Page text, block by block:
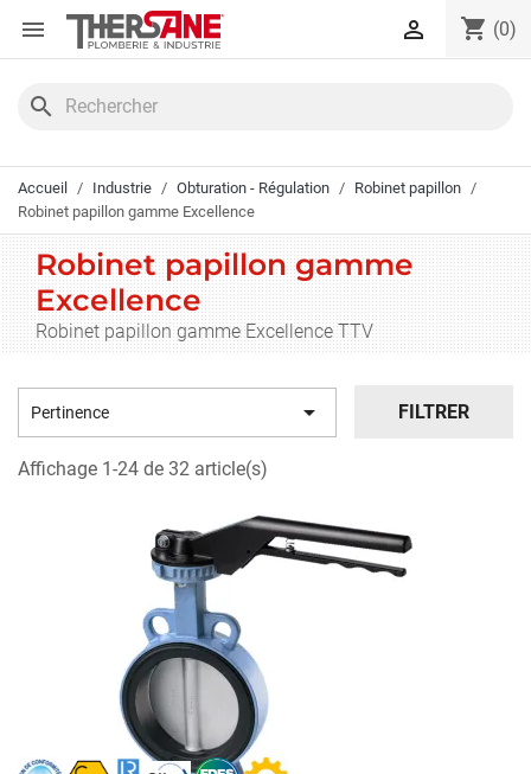
Panneau de gestion des cookies
 shopping_cart (0)

search
Accueil Industrie Obturation - Régulation
Robinet papillon
Robinet papillon gamme Excellence
Robinet papillon gamme
Excellence
Robinet papillon gamme Excellence TTV
Pertinence  FILTRER
Affichage 1-24 de 32 article(s)